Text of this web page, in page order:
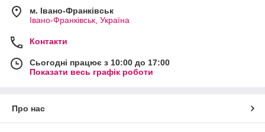
м. Івано-Франківськ
Івано-Франківськ, Україна
Контакти
Сьогодні працює з 10:00 до 17:00
Показати весь графік роботи
Про нас